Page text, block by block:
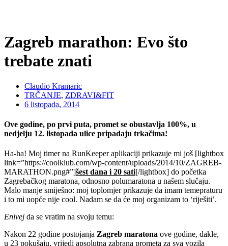
Zagreb marathon: Evo što
trebate znati
Claudio Kramaric
TRČANJE, ZDRAVI&FIT
6 listopada, 2014
Ove godine, po prvi puta, promet se obustavlja 100%, u
nedjelju 12. listopada ulice pripadaju trkačima!
Ha-ha! Moj timer na RunKeeper aplikaciji prikazuje mi još [lightbox
link=”https://coolklub.com/wp-content/uploads/2014/10/ZAGREB-
MARATHON.png#”]šest dana i 20 sati[/lightbox] do početka
Zagrebačkog maratona, odnosno polumaratona u našem slučaju.
Malo manje smiješno: moj toplomjer prikazuje da imam temepraturu
i to mi uopće nije cool. Nadam se da će moj organizam to ‘riješiti’.
Enivej da se vratim na svoju temu:
Nakon 22 godine postojanja Zagreb maratona ove godine, dakle,
u 23 pokušaju, vrijedi apsolutna zabrana prometa za sva vozila